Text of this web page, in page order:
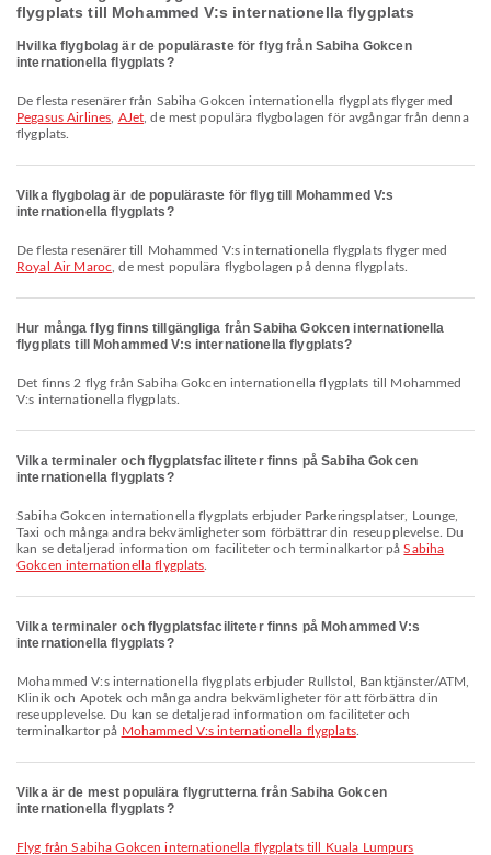
flygplats till Mohammed V:s internationella flygplats
Hvilka flygbolag är de populäraste för flyg från Sabiha Gokcen
internationella flygplats?
De flesta resenärer från Sabiha Gokcen internationella flygplats flyger med
Pegasus Airlines AJet , de mest populära flygbolagen för avgångar från denna
flygplats.
Vilka flygbolag är de populäraste för flyg till Mohammed V:s
internationella flygplats?
De flesta resenärer till Mohammed V:s internationella flygplats flyger med
Royal Air Maroc , de mest populära flygbolagen på denna flygplats.
Hur många flyg finns tillgängliga från Sabiha Gokcen internationella
flygplats till Mohammed V:s internationella flygplats?
Det finns 2 flyg från Sabiha Gokcen internationella flygplats till Mohammed
V:s internationella flygplats.
Vilka terminaler och flygplatsfaciliteter finns på Sabiha Gokcen
internationella flygplats?
Sabiha Gokcen internationella flygplats erbjuder Parkeringsplatser, Lounge,
Taxi och många andra bekvämligheter som förbättrar din reseupplevelse. Du
kan se detaljerad information om faciliteter och terminalkartor påSabiha
Gokcen internationella flygplats
Vilka terminaler och flygplatsfaciliteter finns på Mohammed V:s
internationella flygplats?
Mohammed V:s internationella flygplats erbjuder Rullstol, Banktjänster/ATM,
Klinik och Apotek och många andra bekvämligheter för att förbättra din
reseupplevelse. Du kan se detaljerad information om faciliteter och
terminalkartor på Mohammed V:s internationella flygplats.
Vilka är de mest populära flygrutterna från Sabiha Gokcen
internationella flygplats?
Flyg från Sabiha Gokcen internationella flygplats till Kuala Lumpurs